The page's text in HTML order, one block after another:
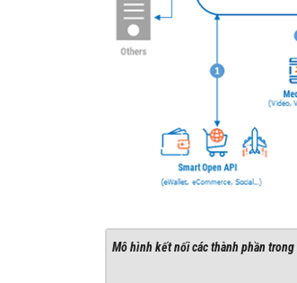
Mô hình kết nối các thành phần trong